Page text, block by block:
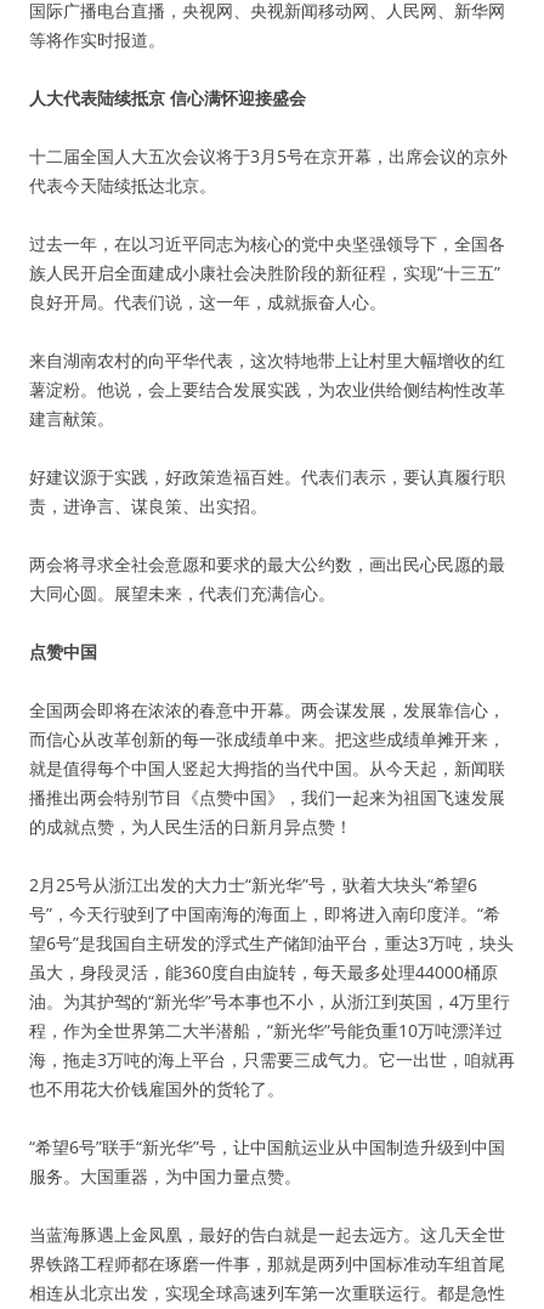
国际广播电台直播，央视网、央视新闻移动网、人民网、新华网
等将作实时报道。
人大代表陆续抵京 信心满怀迎接盛会
十二届全国人大五次会议将于3月5号在京开幕，出席会议的京外
代表今天陆续抵达北京。
过去一年，在以习近平同志为核心的党中央坚强领导下，全国各
族人民开启全面建成小康社会决胜阶段的新征程，实现“十三五”
良好开局。代表们说，这一年，成就振奋人心。
来自湖南农村的向平华代表，这次特地带上让村里大幅增收的红
薯淀粉。他说，会上要结合发展实践，为农业供给侧结构性改革
建言献策。
好建议源于实践，好政策造福百姓。代表们表示，要认真履行职
责，进诤言、谋良策、出实招。
两会将寻求全社会意愿和要求的最大公约数，画出民心民愿的最
大同心圆。展望未来，代表们充满信心。
点赞中国
全国两会即将在浓浓的春意中开幕。两会谋发展，发展靠信心，
而信心从改革创新的每一张成绩单中来。把这些成绩单摊开来，
就是值得每个中国人竖起大拇指的当代中国。从今天起，新闻联
播推出两会特别节目《点赞中国》，我们一起来为祖国飞速发展
的成就点赞，为人民生活的日新月异点赞！
2月25号从浙江出发的大力士“新光华”号，驮着大块头“希望6
号”，今天行驶到了中国南海的海面上，即将进入南印度洋。“希
望6号”是我国自主研发的浮式生产储卸油平台，重达3万吨，块头
虽大，身段灵活，能360度自由旋转，每天最多处理44000桶原
油。为其护驾的“新光华”号本事也不小，从浙江到英国，4万里行
程，作为全世界第二大半潜船，“新光华”号能负重10万吨漂洋过
海，拖走3万吨的海上平台，只需要三成气力。它一出世，咱就再
也不用花大价钱雇国外的货轮了。
“希望6号”联手“新光华”号，让中国航运业从中国制造升级到中国
服务。大国重器，为中国力量点赞。
当蓝海豚遇上金凤凰，最好的告白就是一起去远方。这几天全世
界铁路工程师都在琢磨一件事，那就是两列中国标准动车组首尾
相连从北京出发，实现全球高速列车第一次重联运行。都是急性